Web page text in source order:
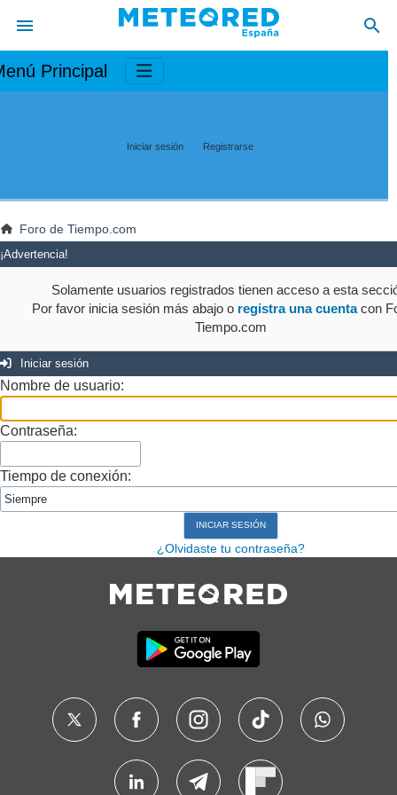
Principal
Iniciar sesión Registrarse
Foro de Tiempo.com
¡Advertencia!
Solamente usuarios registrados tienen acceso a esta
Por favor inicia sesión más abajo o registra una cuentacon
Tiempo.com
Iniciar sesión
Nombre de usuario:
Contraseña:
Tiempo de conexión:
¿Olvidaste tu contraseña?